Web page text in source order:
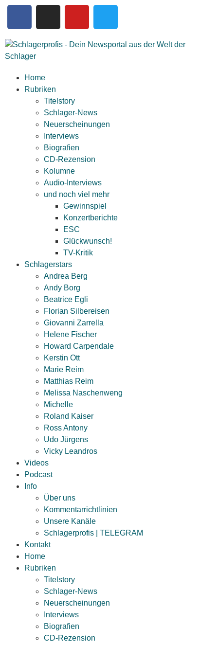
Home
Rubriken
Titelstory
Schlager-News
Neuerscheinungen
Interviews
Biografien
CD-Rezension
Kolumne
Audio-Interviews
und noch viel mehr
Gewinnspiel
Konzertberichte
ESC
Glückwunsch!
TV-Kritik
Schlagerstars
Andrea Berg
Andy Borg
Beatrice Egli
Florian Silbereisen
Giovanni Zarrella
Helene Fischer
Howard Carpendale
Kerstin Ott
Marie Reim
Matthias Reim
Melissa Naschenweng
Michelle
Roland Kaiser
Ross Antony
Udo Jürgens
Vicky Leandros
Videos
Podcast
Info
Über uns
Kommentarrichtlinien
Unsere Kanäle
Schlagerprofis | TELEGRAM
Kontakt
Home
Rubriken
Titelstory
Schlager-News
Neuerscheinungen
Interviews
Biografien
CD-Rezension